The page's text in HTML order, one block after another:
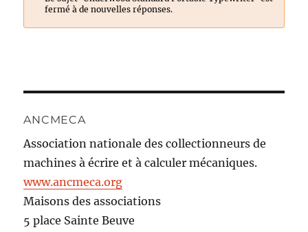
fermé à de nouvelles réponses.
ANCMECA
Association nationale des collectionneurs de
machines à écrire et à calculer mécaniques.
www.ancmeca.org
Maisons des associations
5 place Sainte Beuve